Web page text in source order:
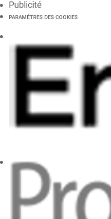
Publicité
PARAMÈTRES DES COOKIES